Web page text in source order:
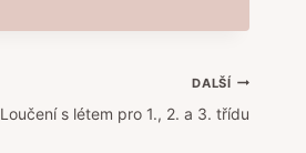
DALŠÍ
Loučení s létem pro 1., 2. a 3. třídu